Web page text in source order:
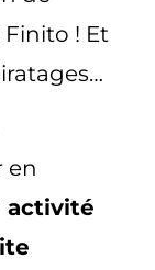
! Et
en
activité